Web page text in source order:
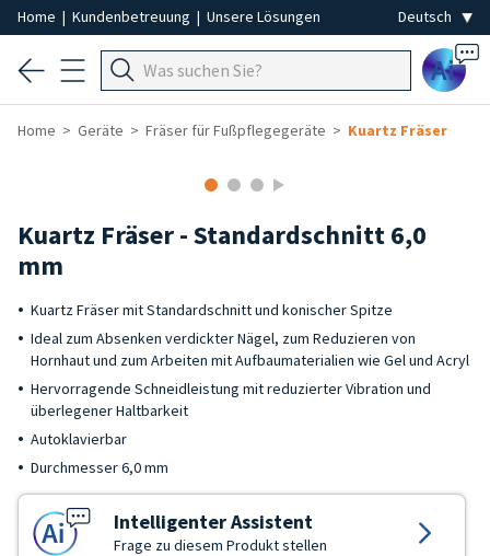
Home | Kundenbetreuung | Unsere Lösungen
Ai
Home Geräte Fräser für Fußpflegegeräte Kuartz Fräser
Kuartz Fräser - Standardschnitt 6,0
mm
Kuartz Fräser mit Standardschnitt und konischer Spitze
Ideal zum Absenken verdickter Nägel, zum Reduzieren von
Hornhaut und zum Arbeiten mit Aufbaumaterialien wie Gel und Acryl
Hervorragende Schneidleistung mit reduzierter Vibration und
überlegener Haltbarkeit
Autoklavierbar
Durchmesser 6,0 mm
Intelligenter Assistent
Frage zu diesem Produkt stellen